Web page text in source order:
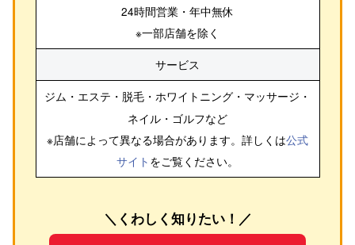
24時間営業・年中無休
※一部店舗を除く
サービス
ジム・エステ・脱毛・ホワイトニング・マッサージ・
ネイル・ゴルフなど
※店舗によって異なる場合があります。詳しくは公式
サイト をご覧ください。
＼くわしく知りたい！／